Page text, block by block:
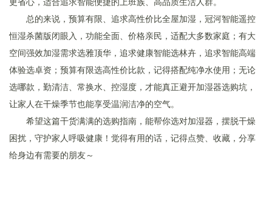
总的来说，预算有限、追求高性价比全屋加湿，冠河智能遥控
恒湿杀菌版闭眼入，功能全面、价格亲民，适配大多数家庭；有大
空间强效加湿需求选雅顶华，追求健康智能选林卉，追求智能高端
体验选卓资；预算有限选高性价比款，记得搭配纯净水使用；无论
选哪款，勤清洁、常换水、控湿度，才能真正避开加湿器选购坑，
让家人在干燥季节也能享受温润洁净的空气。
希望这篇干货满满的选购指南，能帮你选对加湿器，摆脱干燥
困扰，守护家人呼吸健康！觉得有用的话，记得点赞、收藏，分享
给身边有需要的朋友～